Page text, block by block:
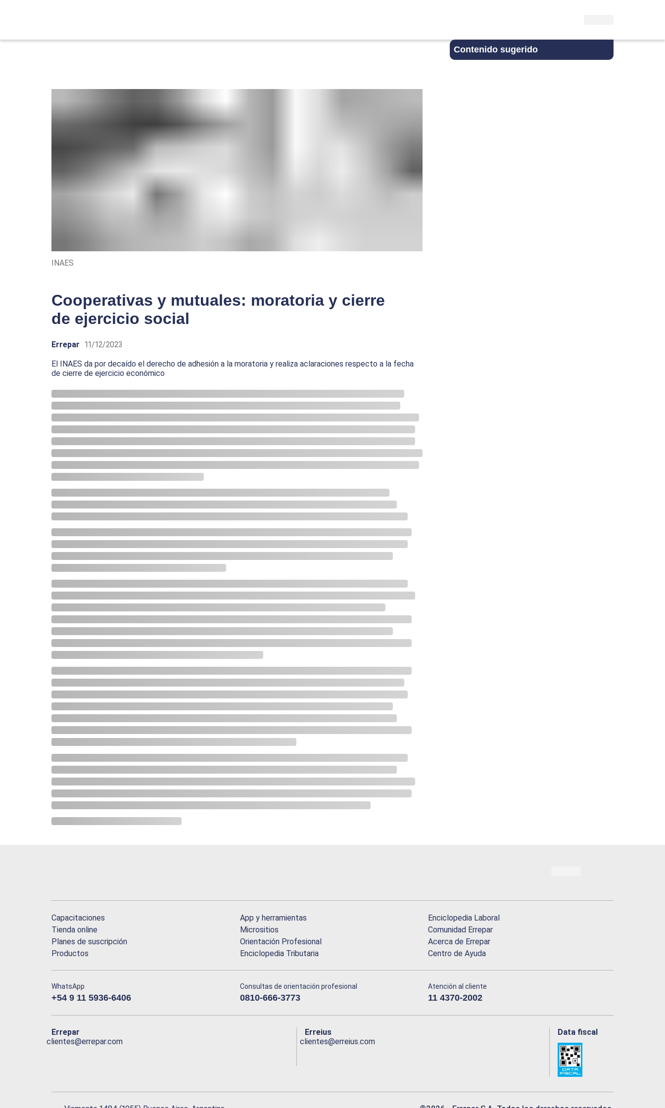
Contenido sugerido
INAES
Cooperativas y mutuales: moratoria y cierre
de ejercicio social
Errepar 11/12/2023
El INAES da por decaído el derecho de adhesión a la moratoria y realiza aclaraciones respecto a la fecha
de cierre de ejercicio económico
Capacitaciones
Tienda online
Planes de suscripción
Productos
App y herramientas
Micrositios
Orientación Profesional
Enciclopedia Tributaria
Enciclopedia Laboral
Comunidad Errepar
Acerca de Errepar
Centro de Ayuda
WhatsApp
+54 9 11 5936-6406
Consultas de orientación profesional
0810-666-3773
Atención al cliente
11 4370-2002
Errepar
clientes@errepar.com
Erreius
clientes@erreius.com
Data fiscal